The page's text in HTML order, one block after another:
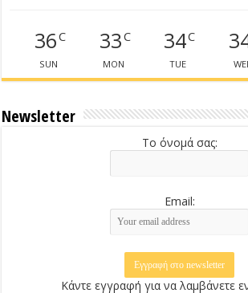
36C
SUN
33C
MON
34C
TUE
Newsletter
Το όνομά σας:
Email:
Κάντε εγγραφή για να λαμβάνετε